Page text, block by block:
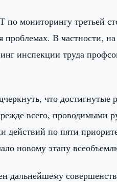
мониторингу третьей
проблемах. В частности,
инспекции труда
что достигнутые
всего, проводимыми
действий по пяти
новому этапу
дальнейшему